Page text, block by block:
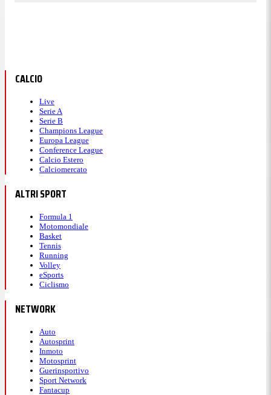
CALCIO
Live
Serie A
Serie B
Champions League
Europa League
Conference League
Calcio Estero
Calciomercato
ALTRI SPORT
Formula 1
Motomondiale
Basket
Tennis
Running
Volley
eSports
Ciclismo
NETWORK
Auto
Autosprint
Inmoto
Motosprint
Guerinsportivo
Sport Network
Fantacup